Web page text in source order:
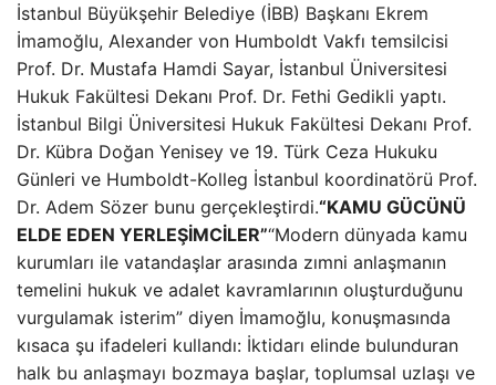
İstanbul Büyükşehir Belediye (İBB) Başkanı Ekrem
İmamoğlu, Alexander von Humboldt Vakfı temsilcisi
Prof. Dr. Mustafa Hamdi Sayar, İstanbul Üniversitesi
Hukuk Fakültesi Dekanı Prof. Dr. Fethi Gedikli yaptı.
İstanbul Bilgi Üniversitesi Hukuk Fakültesi Dekanı Prof.
Dr. Kübra Doğan Yenisey ve 19. Türk Ceza Hukuku
Günleri ve Humboldt-Kolleg İstanbul koordinatörü Prof.
Dr. Adem Sözer bunu gerçekleştirdi.“KAMU GÜCÜNÜ
ELDE EDEN YERLEŞİMCİLER”“Modern dünyada kamu
kurumları ile vatandaşlar arasında zımni anlaşmanın
temelini hukuk ve adalet kavramlarının oluşturduğunu
vurgulamak isterim” diyen İmamoğlu, konuşmasında
kısaca şu ifadeleri kullandı: İktidarı elinde bulunduran
halk bu anlaşmayı bozmaya başlar, toplumsal uzlaşı ve